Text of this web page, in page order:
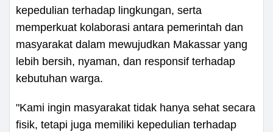
kepedulian terhadap lingkungan, serta
memperkuat kolaborasi antara pemerintah dan
masyarakat dalam mewujudkan Makassar yang
lebih bersih, nyaman, dan responsif terhadap
kebutuhan warga.
"Kami ingin masyarakat tidak hanya sehat secara
fisik, tetapi juga memiliki kepedulian terhadap